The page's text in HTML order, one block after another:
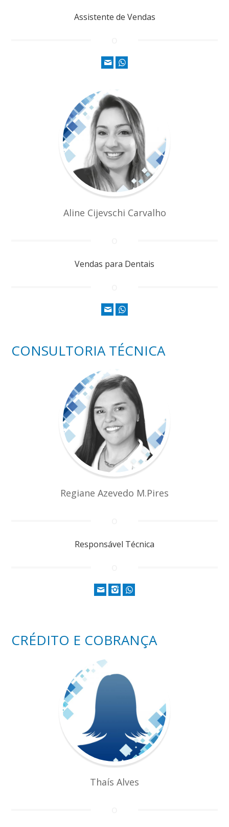
Assistente de Vendas
Aline Cijevschi Carvalho
Vendas para Dentais
CONSULTORIA TÉCNICA
Regiane Azevedo M.Pires
Responsável Técnica
CRÉDITO E COBRANÇA
Thaís Alves